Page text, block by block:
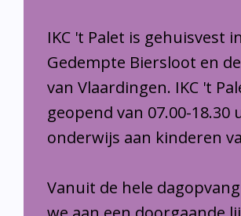
IKC 't Palet is gehuisvest
Gedempte Biersloot en
van Vlaardingen. IKC 't
geopend van 07.00-
onderwijs aan kinderen
Vanuit de hele